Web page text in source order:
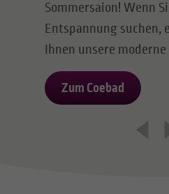
Sommersaion! Wenn
Entspannung suchen,
Ihnen unsere
Zum Coebad